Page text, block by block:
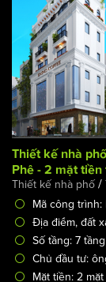
Thiết kế nhà
tại Gia Lâm
Thiết kế nhà phố/
Mã công trình: